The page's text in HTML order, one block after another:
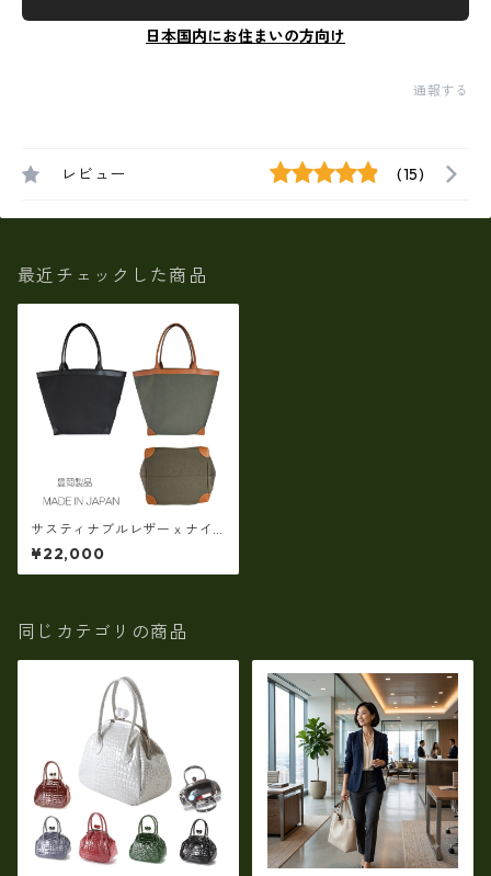
日本国内にお住まいの方向け
通報する
レビュー (15)
最近チェックした商品
サスティナブルレザーｘナイ
ロントートバッグ横型 東京
製レザー 日本製 ie-02912
¥22,000
同じカテゴリの商品